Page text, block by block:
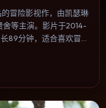
冒险影视作，由凯瑟琳·
舍等主演。影片于2014-
89分钟，适合喜欢冒险
观影或类型片补片的选